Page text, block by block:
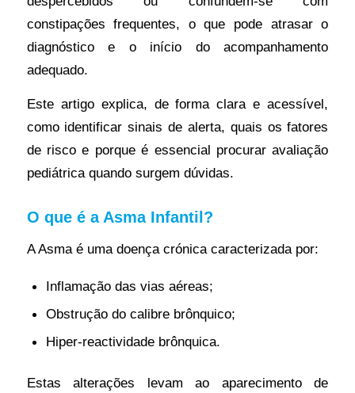
constipações frequentes, o que pode atrasar o
diagnóstico e o início do acompanhamento
adequado.
Este artigo explica, de forma clara e acessível,
como identificar sinais de alerta, quais os fatores
de risco e porque é essencial procurar avaliação
pediátrica quando surgem dúvidas.
O que é a Asma Infantil?
A Asma é uma doença crónica caracterizada por:
Inflamação das vias aéreas;
Obstrução do calibre brônquico;
Hiper-reactividade brônquica.
Estas alterações levam ao aparecimento de